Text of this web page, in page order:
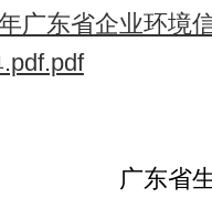
广东省企业环境
广东省